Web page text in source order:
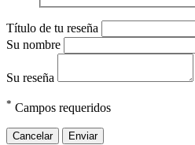
Título de tu reseña
Su nombre
Su reseña
* Campos requeridos
Cancelar Enviar